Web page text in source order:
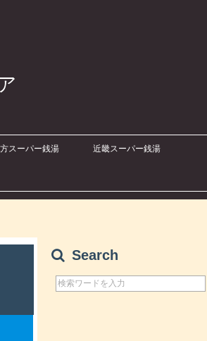
スーパー銭湯 近畿スーパー銭湯
Search